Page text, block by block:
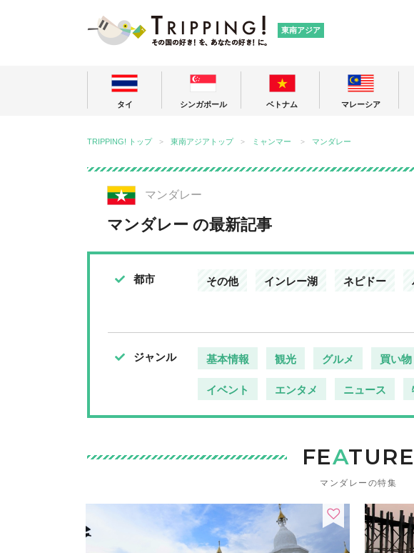
東南アジア
タイ シンガポール ベトナム マレーシア
TRIPPING! トップ 東南アジアトップ ミャンマー マンダレー
マンダレー
マンダレー の最新記事
都市 その他 インレー湖 ネピドー
ジャンル 基本情報 観光 グルメ 買い物
イベント エンタメ ニュース
FEATURE
マンダレーの特集